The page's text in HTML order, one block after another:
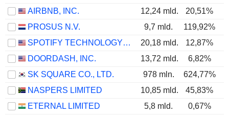
AIRBNB, INC.
12,24 mld. 20,51%
PROSUS N.V.
9,7 mld. 119,92%
SPOTIFY TECHNOLOGY S.A.
20,18 mld. 12,87%
DOORDASH, INC.
13,72 mld. 6,82%
SK SQUARE CO., LTD.
978 mln. 624,77%
NASPERS LIMITED
10,85 mld.
45,83%
ETERNAL LIMITED
5,8 mld. 0,67%